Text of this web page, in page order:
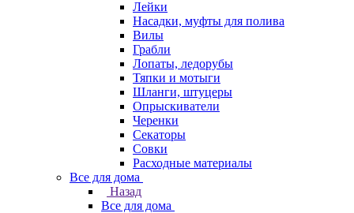
Лейки
Насадки, муфты для полива
Вилы
Грабли
Лопаты, ледорубы
Тяпки и мотыги
Шланги, штуцеры
Опрыскиватели
Черенки
Секаторы
Совки
Расходные материалы
Все для дома
Назад
Все для дома